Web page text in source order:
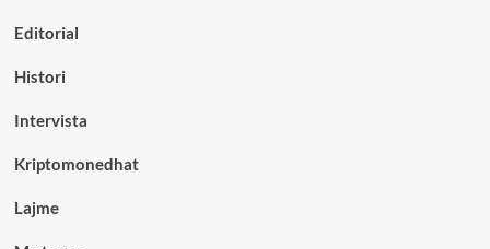
Editorial
Histori
Intervista
Kriptomonedhat
Lajme